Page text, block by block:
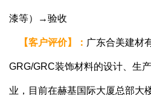
漆等）→验收
【客户评价】 ： 广东合美建材
GRG/GRC装饰材料的设计、生
业，目前在赫基国际大厦总部大